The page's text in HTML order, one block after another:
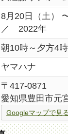
8月20日（土）
／ 2022年
朝10時～夕方4時
ヤマハナ
〒417-0871
愛知県豊田市元
Googleマップで見